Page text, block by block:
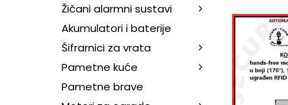
Žičani alarmni sustavi
Akumulatori i baterije
Šifrarnici za vrata
Pametne kuće
Pametne brave